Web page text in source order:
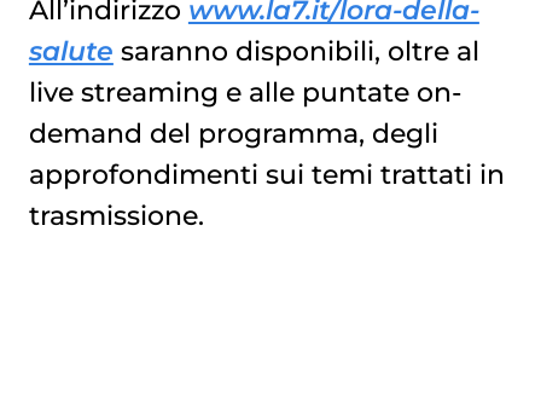
All’indirizzo www.la7.it/lora-della-
salute saranno disponibili, oltre al
live streaming e alle puntate on-
demand del programma, degli
approfondimenti sui temi trattati in
trasmissione.